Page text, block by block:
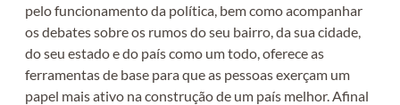
pelo funcionamento da política, bem como acompanhar
os debates sobre os rumos do seu bairro, da sua cidade,
do seu estado e do país como um todo, oferece as
ferramentas de base para que as pessoas exerçam um
papel mais ativo na construção de um país melhor. Afinal